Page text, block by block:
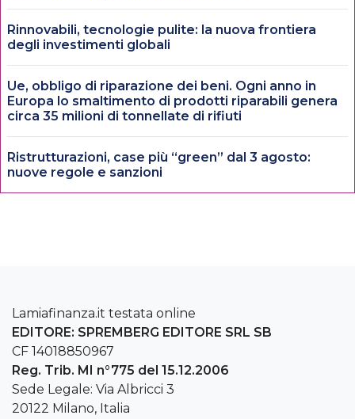
Rinnovabili, tecnologie pulite: la nuova frontiera
degli investimenti globali
Ue, obbligo di riparazione dei beni. Ogni anno in
Europa lo smaltimento di prodotti riparabili genera
circa 35 milioni di tonnellate di rifiuti
Ristrutturazioni, case più “green” dal 3 agosto:
nuove regole e sanzioni
Lamiafinanza.it testata online
EDITORE: SPREMBERG EDITORE SRL SB
CF 14018850967
Reg. Trib. MI n°775 del 15.12.2006
Sede Legale: Via Albricci 3
20122 Milano, Italia